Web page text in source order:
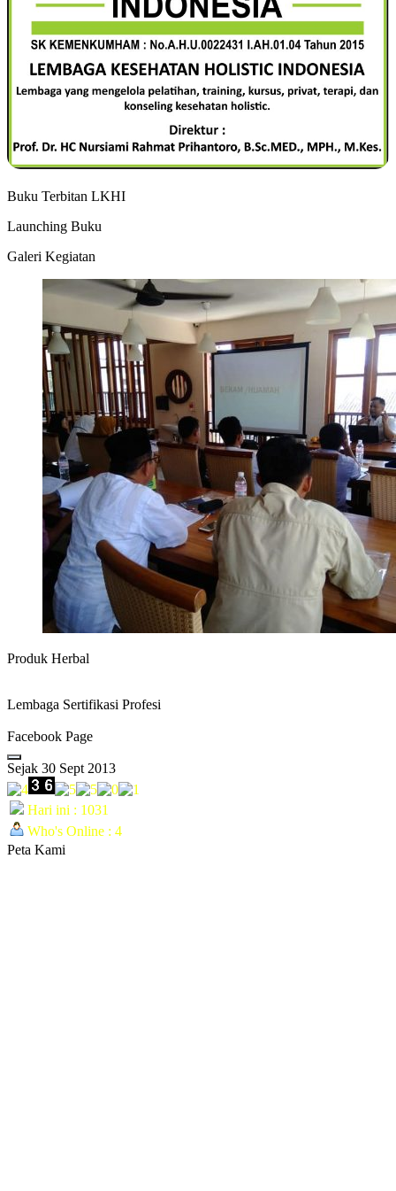
Buku Terbitan LKHI
Launching Buku
Galeri Kegiatan
Produk Herbal
Lembaga Sertifikasi Profesi
Facebook Page
Sejak 30 Sept 2013
Hari ini : 1031
Who's Online : 4
Peta Kami